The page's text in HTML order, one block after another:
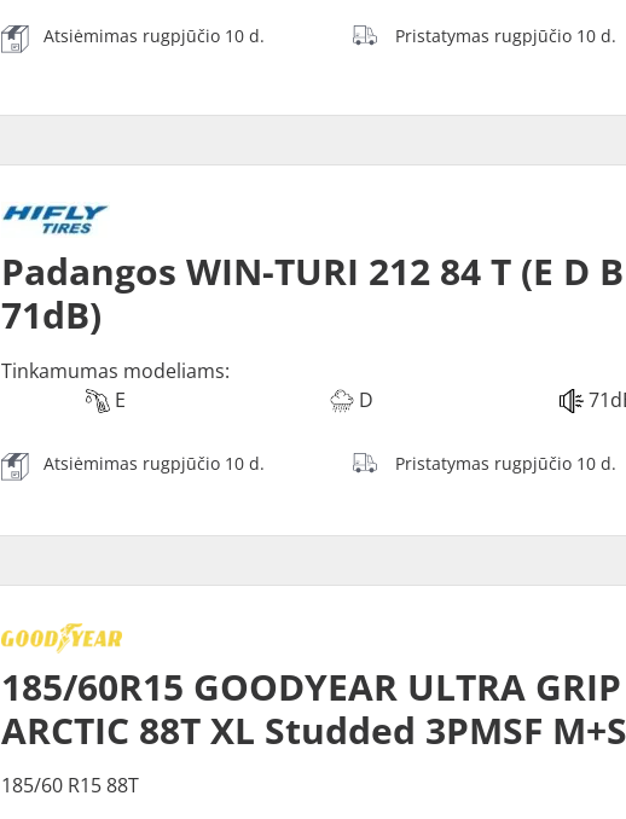
Atsiėmimas rugpjūčio 10 d. Pristatymas rugpjūčio 10 d.
Padangos WIN-TURI 212 84 T (E D B
71dB)
Tinkamumas modeliams:
E
D
Atsiėmimas rugpjūčio 10 d. Pristatymas rugpjūčio 10 d.
185/60R15 GOODYEAR ULTRA
ARCTIC 88T XL Studded 3PMSF
185/60 R15 88T